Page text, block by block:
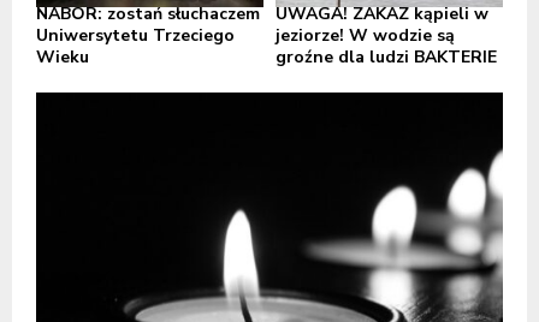
NABÓR: zostań słuchaczem
Uniwersytetu Trzeciego
Wieku
UWAGA! ZAKAZ kąpieli w
jeziorze! W wodzie są
groźne dla ludzi BAKTERIE